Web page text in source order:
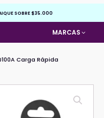
SOBRE $35.000
MARCAS
Carga Rápida